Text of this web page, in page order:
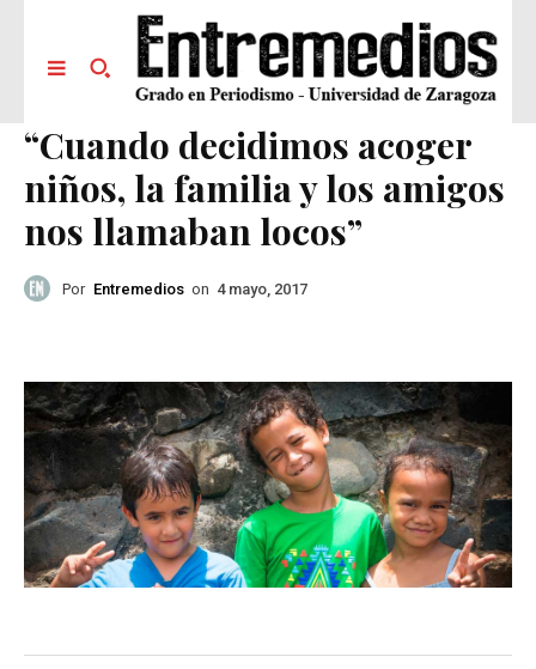
“Cuando decidimos acoger
niños, la familia y los amigos
nos llamaban locos”
Por Entremedios on 4 mayo, 2017